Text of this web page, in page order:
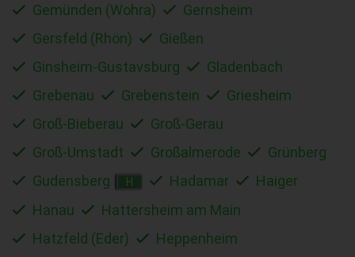
Gemünden (Wohra)
Gernsheim
Gersfeld (Rhön)
Gießen
Ginsheim-Gustavsburg
Gladenbach
Grebenau
Grebenstein
Griesheim
Groß-Bieberau
Groß-Gerau
Groß-Umstadt
Großalmerode
Grünberg
Gudensberg
H Hadamar
Haiger
Hanau
Hattersheim am Main
Hatzfeld (Eder)
Heppenheim